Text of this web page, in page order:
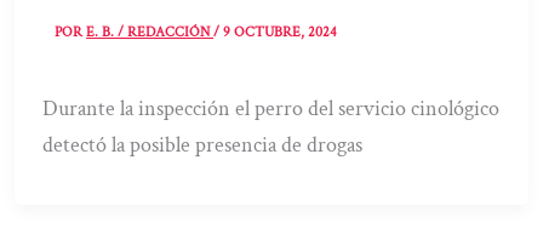
PORE. B. / REDACCIÓN/9 OCTUBRE, 2024
Durante la inspección el perro del servicio cinológico
detectó la posible presencia de drogas